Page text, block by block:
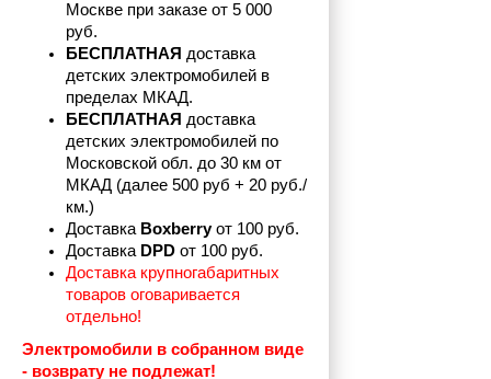
Москве при заказе от 5 000
руб.
БЕСПЛАТНАЯ доставка
детских электромобилей в
пределах МКАД.
БЕСПЛАТНАЯ доставка
детских электромобилей по
Московской обл. до 30 км от
МКАД (далее 500 руб + 20 руб./
км.)
Доставка Boxberry от 100 руб.
Доставка DPD от 100 руб.
Доставка крупногабаритных
товаров оговаривается
отдельно!
Электромобили в собранном виде
- возврату не подлежат!